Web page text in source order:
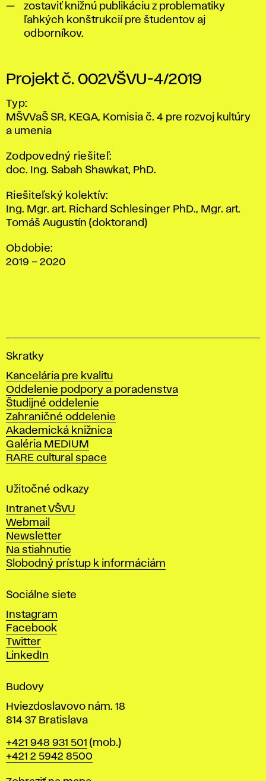
zostaviť knižnú publikáciu z problematiky
ľahkých konštrukcií pre študentov aj
odborníkov.
Projekt č. 002VŠVU-4/2019
Typ:
MŠVVaŠ SR, KEGA, Komisia č. 4 pre rozvoj kultúry
a umenia
Zodpovedný riešiteľ:
doc. Ing. Sabah Shawkat, PhD.
Riešiteľský kolektív:
Ing. Mgr. art. Richard Schlesinger PhD., Mgr. art.
Tomáš Augustín (doktorand)
Obdobie:
2019 – 2020
V
s
o
k
á
š
k
o
a
ý
t
v
a
r
ý
c
h
u
m
e
í
v
r
a
Skratky
Kancelária pre kvalitu
Oddelenie podpory a poradenstva
Študijné oddelenie
Zahraničné oddelenie
Akademická knižnica
Galéria MEDIUM
RARE cultural space
Užitočné odkazy
Intranet VŠVU
Webmail
Newsletter
Na stiahnutie
Slobodný prístup k informáciám
Sociálne siete
Instagram
Facebook
Twitter
LinkedIn
Budovy
Hviezdoslavovo nám. 18
814 37 Bratislava
Telefón
+421 948 931 501 (mob.)
+421 2 5942 8500